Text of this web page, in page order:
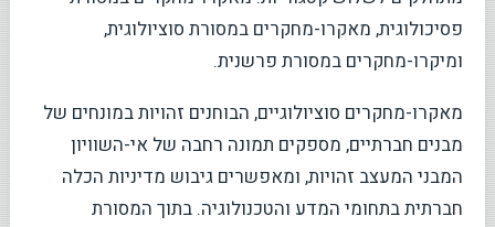
פסיכולוגית, מאקרו-מחקרים במסורת סוציולוגית,
ומיקרו-מחקרים במסורת פרשנית.
מאקרו-מחקרים סוציולוגיים, הבוחנים זהויות במונחים של
מבנים חברתיים, מספקים תמונה רחבה של אי-השוויון
המבני המעצב זהויות, ומאפשרים גיבוש מדיניות הכלה
חברתית בתחומי המדע והטכנולוגיה. בתוך המסורת